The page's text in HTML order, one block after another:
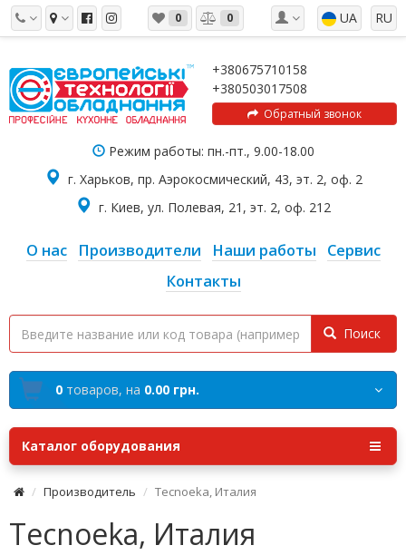
RU
UA
0 0
+380675710158
+380503017508
Обратный звонок
Режим работы: пн.-пт., 9.00-18.00
г. Харьков, пр. Аэрокосмический, 43, эт. 2, оф. 2
г. Киев, ул. Полевая, 21, эт. 2, оф. 212
О нас Производители Наши работы
Сервис
Контакты
Поиск
0 товаров, на 0.00 грн.
Каталог оборудования
Производитель Tecnoeka, Италия
Tecnoeka, Италия